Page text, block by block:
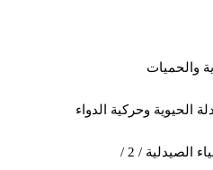
والحميات
الحيوية وحركية الدواء
الصيدلية / 2 /